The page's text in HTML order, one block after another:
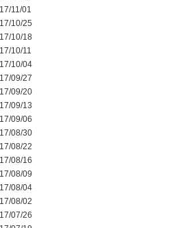
11/01
10/25
10/18
10/11
10/04
09/27
09/20
09/13
09/06
08/30
08/22
08/16
08/09
08/04
08/02
07/26